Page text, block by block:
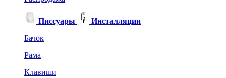
Писсуары
Инсталляции
Бачок
Рама
Клавиши